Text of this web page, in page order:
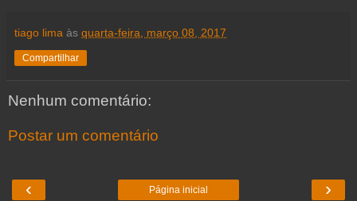
tiago lima às quarta-feira, março 08, 2017
Compartilhar
Nenhum comentário:
Postar um comentário
‹ ›
Página inicial